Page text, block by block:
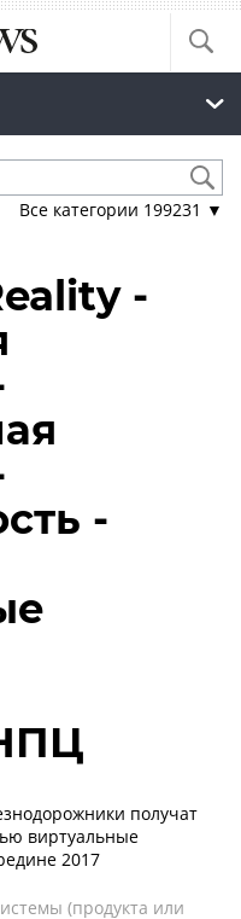
Все категории 199231 ▼
-
-
получат
виртуальные
2017
(продукта или